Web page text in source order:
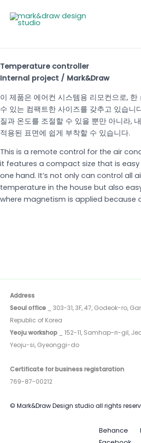
너
뛰
Temperature controller
Internal project / Mark&Draw
이 제품은 에어컨 시스템용 리모컨으로,
수 있는 컴팩트한 사이즈를 갖추고 있습니
질과 온도를 조절할 수 있을 뿐만 아니라,
적용된 표면에 쉽게 부착할 수 있습니다.
This is a remote control for the air
it features a compact size that is
one hand. It’s not only can control all
temperature in the house but also
where magnetism is applied because
Address
Seoul office _ 303-31, 3F, 47, Godeok-ro,
Republic of Korea
Yeoju workshop _ 152-11, Samhap-ri-gil,
Yeoju-si, Gyeonggi-do
Certificate for business registaration
769-87-00212
© Mark&Draw Design studio all rights
Behance